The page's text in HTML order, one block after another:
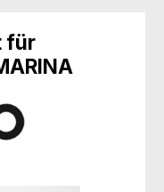
für